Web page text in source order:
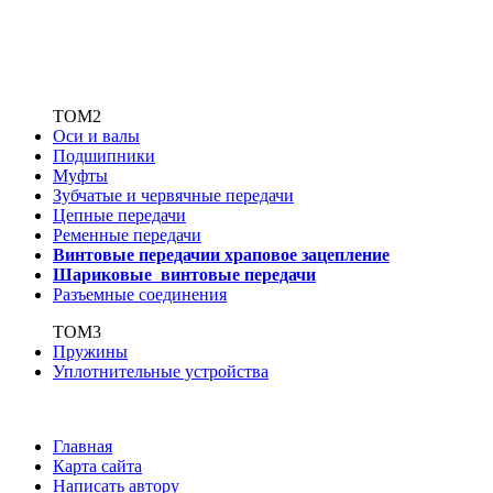
ТОМ2
Оси и валы
Подшипники
Муфты
Зубчатые и червячные передачи
Цепные передачи
Ременные передачи
Винтовые передачии храповое зацепление
Шариковые винтовые передачи
Разъемные соединения
ТОМ3
Пружины
Уплотнительные устройства
Главная
Карта сайта
Написать автору